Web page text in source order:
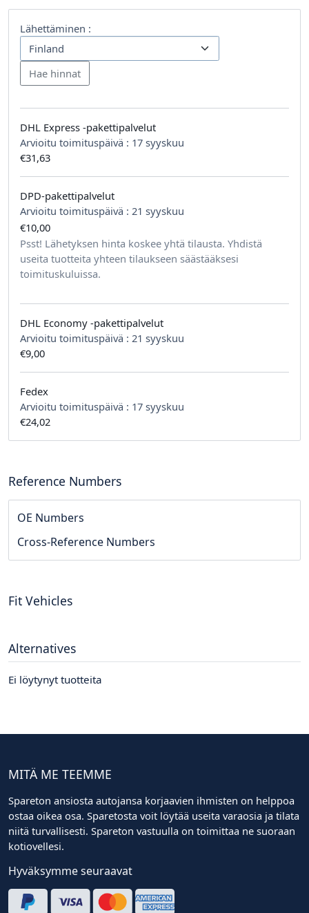
Lähettäminen :
DHL Express -pakettipalvelut
Arvioitu toimituspäivä : 17 syyskuu
€31,63
DPD-pakettipalvelut
Arvioitu toimituspäivä : 21 syyskuu
€10,00
Psst! Lähetyksen hinta koskee yhtä tilausta. Yhdistä
useita tuotteita yhteen tilaukseen säästääksesi
toimituskuluissa.
DHL Economy -pakettipalvelut
Arvioitu toimituspäivä : 21 syyskuu
€9,00
Fedex
Arvioitu toimituspäivä : 17 syyskuu
€24,02
Reference Numbers
OE Numbers
Cross-Reference Numbers
Fit Vehicles
Alternatives
Ei löytynyt tuotteita
MITÄ ME TEEMME
Spareton ansiosta autojansa korjaavien ihmisten on helppoa
ostaa oikea osa. Sparetosta voit löytää useita varaosia ja tilata
niitä turvallisesti. Spareton vastuulla on toimittaa ne suoraan
kotiovellesi.
Hyväksymme seuraavat